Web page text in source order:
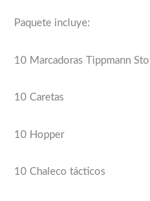
Paquete incluye:
10 Marcadoras Tippmann
10 Caretas
10 Hopper
10 Chaleco tácticos